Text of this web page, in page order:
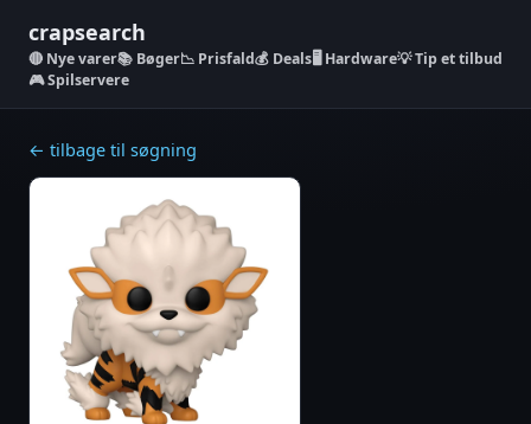
crapsearch
Nye varer📚 Bøger📉 Prisfald💰 Deals🖥️ Hardware💡 Tip et tilbud
🎮 Spilservere
← tilbage til søgning